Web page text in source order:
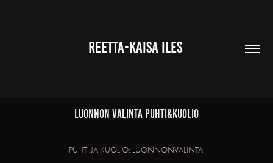
REETTA-KAISA ILES
Luonnon valinta PUHTI&KUOLIO
PUHTI JA KUOLIO: LUONNONVALINTA